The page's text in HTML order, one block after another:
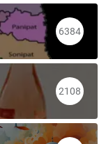
6384
2108